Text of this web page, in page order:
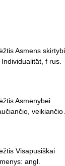
Asmens
f rus.
Asmenybei
veikiančio
Visapusiškai
angl.